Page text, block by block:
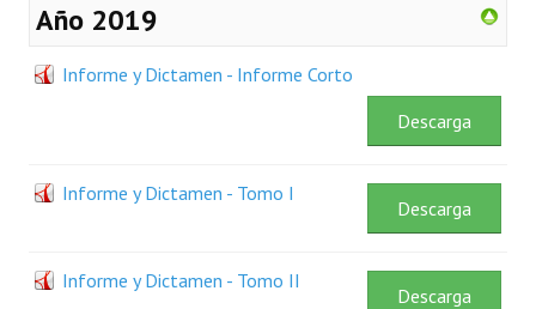
Plan Estratégico 2022 - 2026
Memorias
Año 2019
Informe y Dictamen - Informe Corto
Descarga
Informe y Dictamen - Tomo I
Descarga
Informe y Dictamen - Tomo II
Descarga